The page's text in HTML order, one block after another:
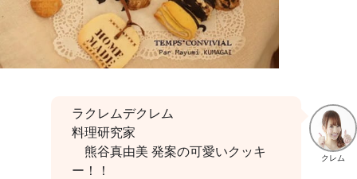
クレム
ラクレムデクレム
料理研究家
熊谷真由美 発案の可愛いクッキ
ー！！